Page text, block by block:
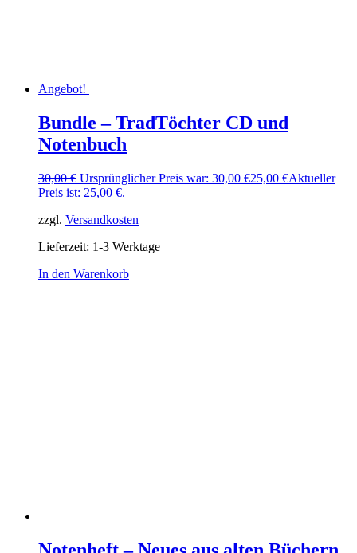
Angebot!
Bundle – TradTöchter CD und
Notenbuch
30,00€ Ursprünglicher Preis war: 30,00 €25,00 €Aktueller
Preis ist: 25,00 €.
zzgl. Versandkosten
Lieferzeit: 1-3 Werktage
In den Warenkorb